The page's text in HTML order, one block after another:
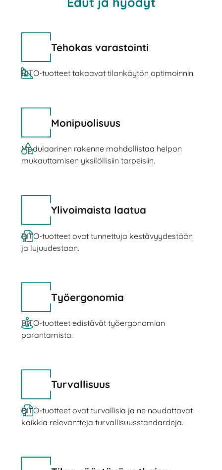
Tehokas varastointi
BITO-tuotteet takaavat tilankäytön optimoinnin.
Monipuolisuus
Modulaarinen rakenne mahdollistaa helpon
mukauttamisen yksilöllisiin tarpeisiin.
Ylivoimaista laatua
BITO-tuotteet ovat tunnettuja kestävyydestään
ja lujuudestaan.
Työergonomia
BITO-tuotteet edistävät työergonomian
parantamista.
Turvallisuus
BITO-tuotteet ovat turvallisia ja ne noudattavat
kaikkia relevantteja turvallisuusstandardeja.